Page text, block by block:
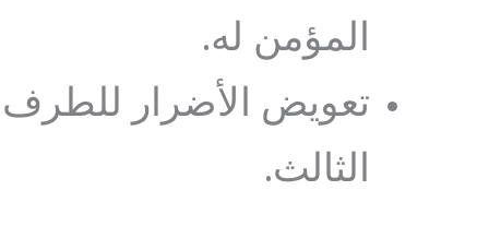
المؤمن له.
تعويض الأضرار للطرف
الثالث.